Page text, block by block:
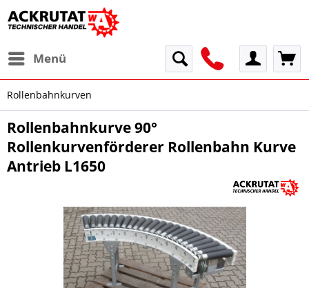
Menü
Rollenbahnkurven
Rollenbahnkurve 90°
Rollenkurvenförderer Rollenbahn Kurve
Antrieb L1650